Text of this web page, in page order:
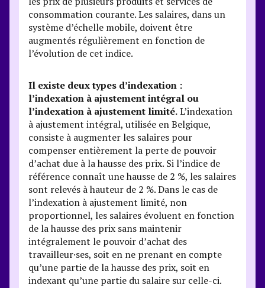
consommation courante. Les salaires, dans un
système d’échelle mobile, doivent être
augmentés régulièrement en fonction de
l’évolution de cet indice.
Il existe deux types d’indexation :
l’indexation à ajustement intégral ou
l’indexation à ajustement limité.L’indexation
à ajustement intégral, utilisée en Belgique,
consiste à augmenter les salaires pour
compenser entièrement la perte de pouvoir
d’achat due à la hausse des prix. Si l’indice de
référence connaît une hausse de 2 %, les salaires
sont relevés à hauteur de 2 %. Dans le cas de
l’indexation à ajustement limité, non
proportionnel, les salaires évoluent en fonction
de la hausse des prix sans maintenir
intégralement le pouvoir d’achat des
travailleur·ses, soit en ne prenant en compte
qu’une partie de la hausse des prix, soit en
indexant qu’une partie du salaire sur celle-ci.